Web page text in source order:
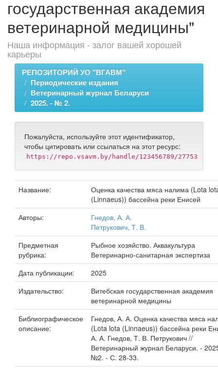
государственная академия
ветеринарной медицины"
Наша информация - залог вашей хорошей
карьеры
РЕПОЗИТОРИЙ УО "ВГАВМ"
Периодические издания
Ветеринарный журнал Беларуси
2025. - № 2.
Пожалуйста, используйте этот идентификатор,
чтобы цитировать или ссылаться на этот ресурс:
https://repo.vsavm.by/handle/123456789/27753
Название:
Оценка качества мяса налима (Lota
(Linnaeus)) бассейна реки Енисей
Авторы:
Гнедов, А. А.
Петрукович, Т. В.
Предметная
рубрика:
Рыбное хозяйство. Аквакультура
Ветеринарно-санитарная экспертиза
Дата публикации:
2025
Издательство:
Витебская государственная академия
ветеринарной медицины
Библиографическое
описание:
Гнедов, А. А. Оценка качества мяса
(Lota lota (Linnaeus)) бассейна реки
А. А. Гнедов, Т. В. Петрукович //
Ветеринарный журнал Беларуси. -
№2. - С. 28-33.